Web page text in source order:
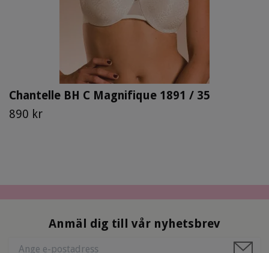
Chantelle BH C Magnifique 1891 / 35
890 kr
Anmäl dig till vår nyhetsbrev